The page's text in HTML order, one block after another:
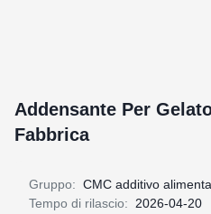
Addensante Per
Fabbrica
Gruppo: CMC additivo
Tempo di rilascio:
2026-04-20